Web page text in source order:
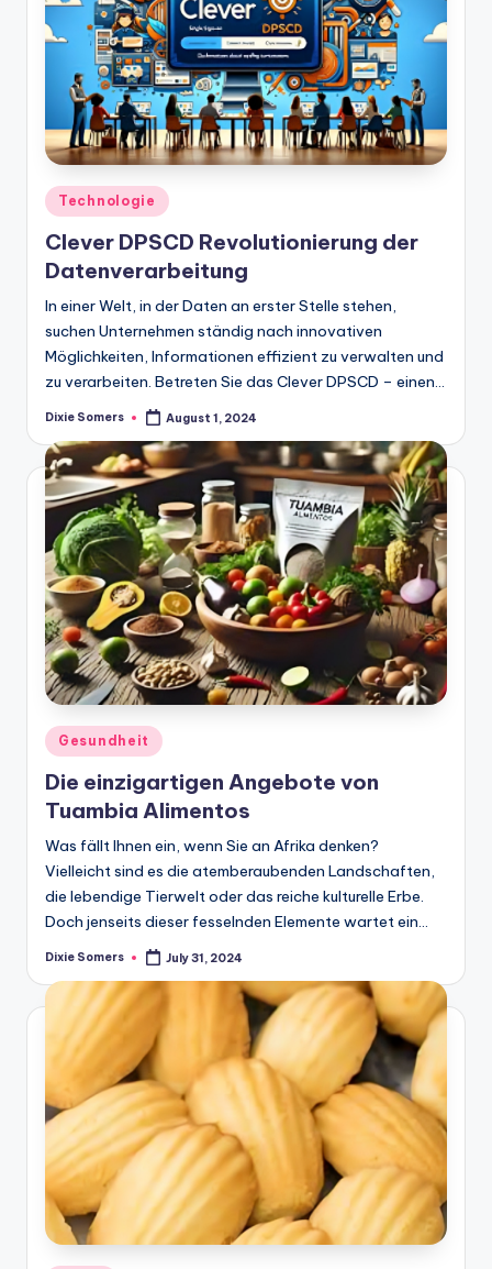
Posted
in
Technologie
Clever DPSCD Revolutionierung der
Datenverarbeitung
In einer Welt, in der Daten an erster Stelle stehen,
suchen Unternehmen ständig nach innovativen
Möglichkeiten, Informationen effizient zu verwalten und
zu verarbeiten. Betreten Sie das Clever DPSCD – einen…
Posted
Dixie Somers August 1, 2024
Posted
in
Gesundheit
Die einzigartigen Angebote von
Tuambia Alimentos
Was fällt Ihnen ein, wenn Sie an Afrika denken?
Vielleicht sind es die atemberaubenden Landschaften,
die lebendige Tierwelt oder das reiche kulturelle Erbe.
Doch jenseits dieser fesselnden Elemente wartet ein…
Posted
Dixie Somers July 31, 2024